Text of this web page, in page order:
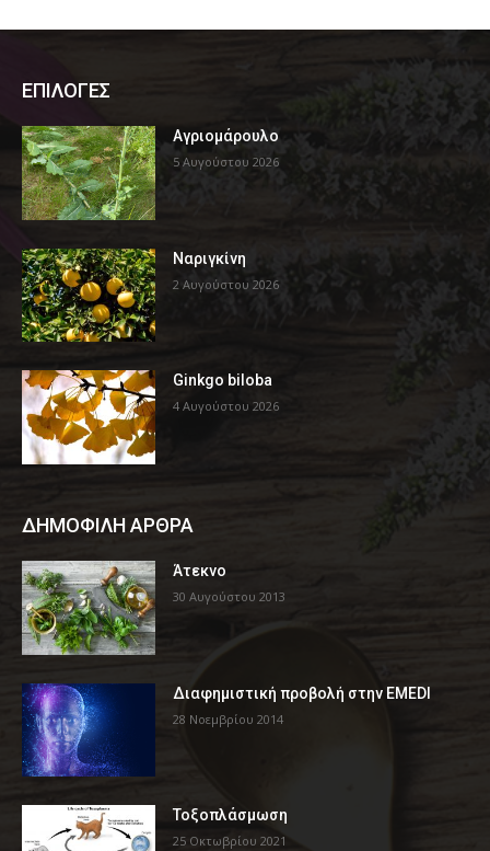
ΕΠΙΛΟΓΕΣ
Αγριομάρουλο
5 Αυγούστου 2026
Ναριγκίνη
2 Αυγούστου 2026
Ginkgo biloba
4 Αυγούστου 2026
ΔΗΜΟΦΙΛΗ ΑΡΘΡΑ
Άτεκνο
30 Αυγούστου 2013
Διαφημιστική προβολή στην EMEDI
28 Νοεμβρίου 2014
Τοξοπλάσμωση
25 Οκτωβρίου 2021